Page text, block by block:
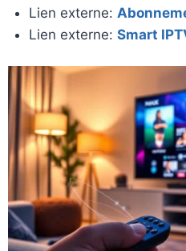
Lien externe:
Lien externe: Smart